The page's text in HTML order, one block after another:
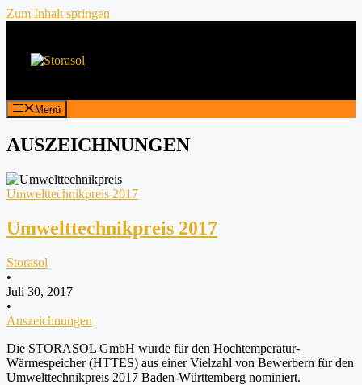
Zum Inhalt springen
Menü
AUSZEICHNUNGEN
Umwelttechnikpreis 2017
Umwelttechnikpreis 2017
Storasol
•
Juli 30, 2017
•
Auszeichnungen
Die STORASOL GmbH wurde für den Hochtemperatur-
Wärmespeicher (HTTES) aus einer Vielzahl von Bewerbern für den
Umwelttechnikpreis 2017 Baden-Württemberg nominiert.